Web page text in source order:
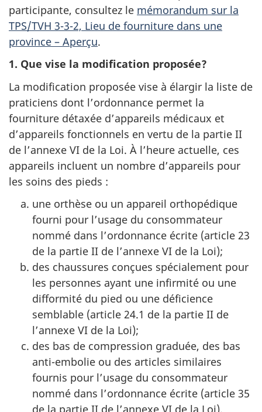
participante, consultez le mémorandum sur la
TPS/TVH 3-3-2, Lieu de fourniture dans une
province – Aperçu.
1. Que vise la modification proposée?
La modification proposée vise à élargir la liste de
praticiens dont l’ordonnance permet la
fourniture détaxée d’appareils médicaux et
d’appareils fonctionnels en vertu de la partie II
de l’annexe VI de la Loi. À l’heure actuelle, ces
appareils incluent un nombre d’appareils pour
les soins des pieds :
une orthèse ou un appareil orthopédique
fourni pour l’usage du consommateur
nommé dans l’ordonnance écrite (article 23
de la partie II de l’annexe VI de la Loi);
des chaussures conçues spécialement pour
les personnes ayant une infirmité ou une
difformité du pied ou une déficience
semblable (article 24.1 de la partie II de
l’annexe VI de la Loi);
des bas de compression graduée, des bas
anti-embolie ou des articles similaires
fournis pour l’usage du consommateur
nommé dans l’ordonnance écrite (article 35
de la partie II de l’annexe VI de la Loi).